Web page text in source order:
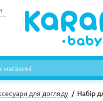
для догляду Набір